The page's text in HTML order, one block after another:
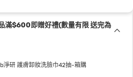
滿$600即贈好禮(數量有限 送完為
淨研 護膚卸妝洗臉巾42抽-箱購